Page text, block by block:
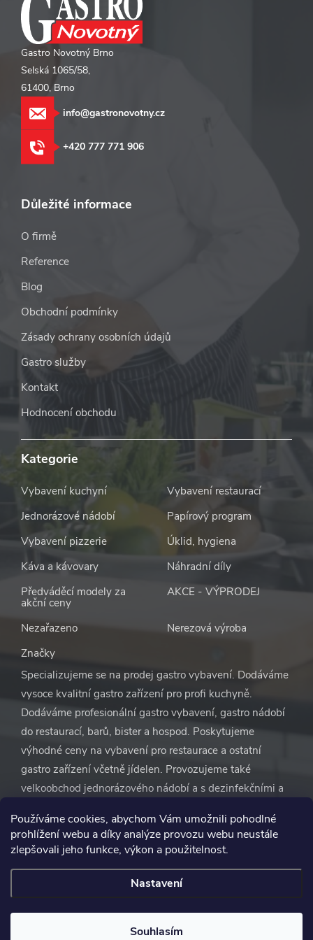
Používáme cookies, abychom Vám umožnili pohodlné
prohlížení webu a díky analýze provozu webu neustále
zlepšovali jeho funkce, výkon a použitelnost.
Nastavení
Souhlasím
Gastro Novotný Brno
Selská 1065/58,
61400, Brno
info@gastronovotny.cz
+420 777 771 906
Důležité informace
O firmě
Reference
Blog
Obchodní podmínky
Zásady ochrany osobních údajů
Gastro služby
Kontakt
Hodnocení obchodu
Kategorie
Vybavení kuchyní
Vybavení restaurací
Jednorázové nádobí
Papírový program
Vybavení pizzerie
Úklid, hygiena
Káva a kávovary
Náhradní díly
Předváděcí modely za
akční ceny
AKCE - VÝPRODEJ
Nezařazeno
Nerezová výroba
Značky
Specializujeme se na prodej gastro vybavení. Dodáváme
vysoce kvalitní gastro zařízení pro profi kuchyně.
Dodáváme profesionální gastro vybavení, gastro nádobí
do restaurací, barů, bister a hospod. Poskytujeme
výhodné ceny na vybavení pro restaurace a ostatní
gastro zařízení včetně jídelen. Provozujeme také
velkoobchod jednorázového nádobí a s dezinfekčními a
starat o vybavení restaurace. Vše zařídíme za vás.
Copyright 2026Gastro Novotný. Všechna práva vyhrazena.